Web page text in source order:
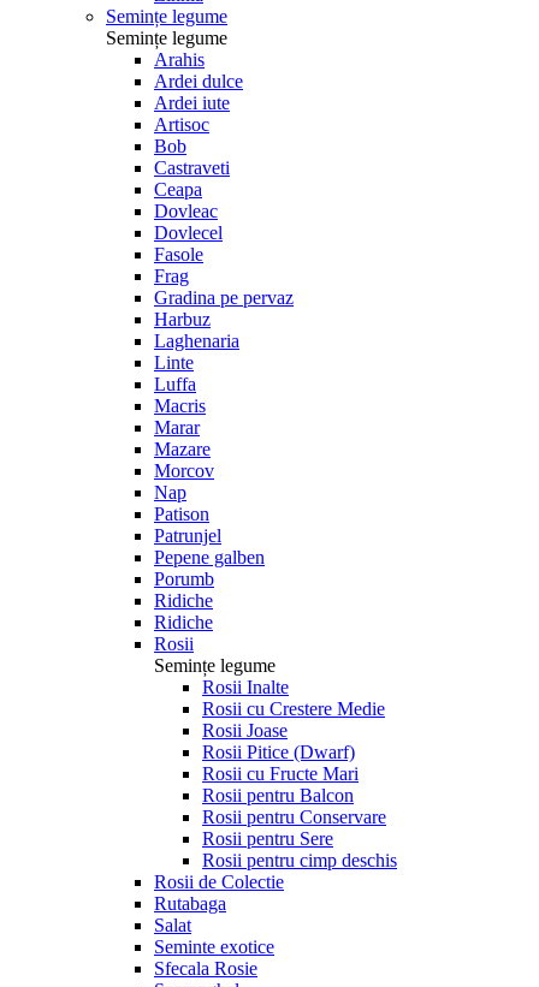
Semințe legume
Semințe legume
Arahis
Ardei dulce
Ardei iute
Artisoc
Bob
Castraveti
Ceapa
Dovleac
Dovlecel
Fasole
Frag
Gradina pe pervaz
Harbuz
Laghenaria
Linte
Luffa
Macris
Marar
Mazare
Morcov
Nap
Patison
Patrunjel
Pepene galben
Porumb
Ridiche
Ridiche
Rosii
Semințe legume
Rosii Inalte
Rosii cu Crestere Medie
Rosii Joase
Rosii Pitice (Dwarf)
Rosii cu Fructe Mari
Rosii pentru Balcon
Rosii pentru Conservare
Rosii pentru Sere
Rosii pentru cimp deschis
Rosii de Colectie
Rutabaga
Salat
Seminte exotice
Sfecala Rosie